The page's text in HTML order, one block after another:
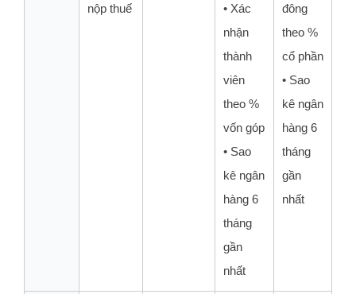
nộp thuế
• Xác
nhận
thành
viên
theo %
vốn góp
• Sao
kê ngân
hàng 6
tháng
gần
nhất
đông
theo %
cổ phần
• Sao
kê ngân
hàng 6
tháng
gần
nhất